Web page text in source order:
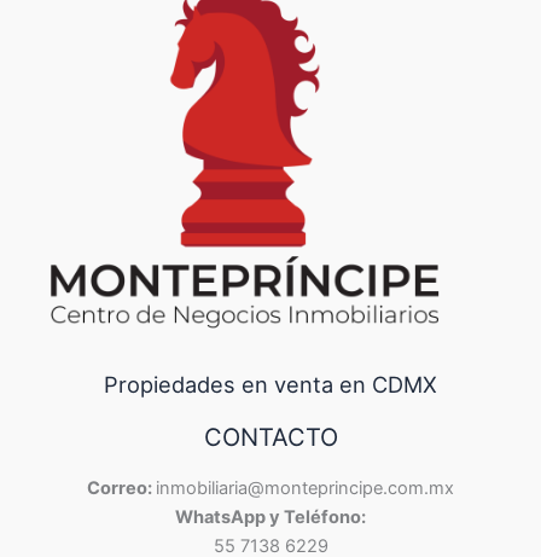
Propiedades en venta en CDMX
CONTACTO
Correo: inmobiliaria@monteprincipe.com.mx
WhatsApp y Teléfono:
55 7138 6229